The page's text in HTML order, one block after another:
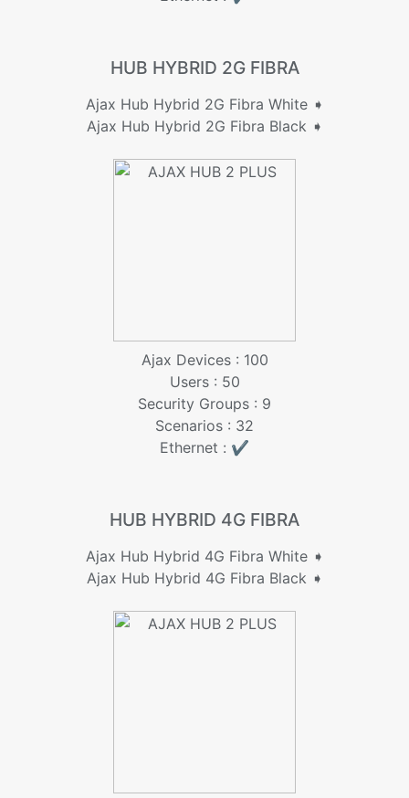
HUB HYBRID 2G FIBRA
Ajax Hub Hybrid 2G Fibra White ➧
Ajax Hub Hybrid 2G Fibra Black ➧
Ajax Devices : 100
Users : 50
Security Groups : 9
Scenarios : 32
Ethernet : ✔️
HUB HYBRID 4G FIBRA
Ajax Hub Hybrid 4G Fibra White ➧
Ajax Hub Hybrid 4G Fibra Black ➧